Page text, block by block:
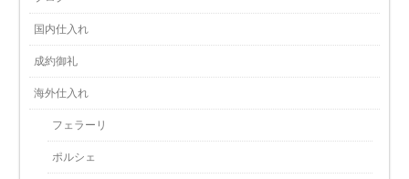
国内仕入れ
成約御礼
海外仕入れ
フェラーリ
ポルシェ